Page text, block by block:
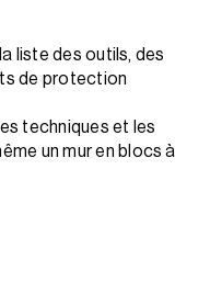
liste des outils, des
de protection
techniques et les
un mur en blocs à